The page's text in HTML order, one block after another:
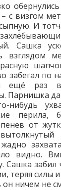
с визгом
И
Сашка
взглядом
забегал по
ещё раз
Парнишка
нибудь
перила,
от
видно.
Сашка
теряя силы
ничем не